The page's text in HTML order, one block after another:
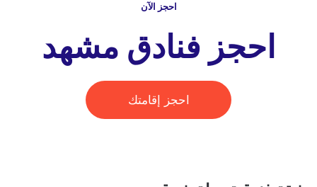
احجز الآن
احجز فنادق مشهد
احجز إقامتك